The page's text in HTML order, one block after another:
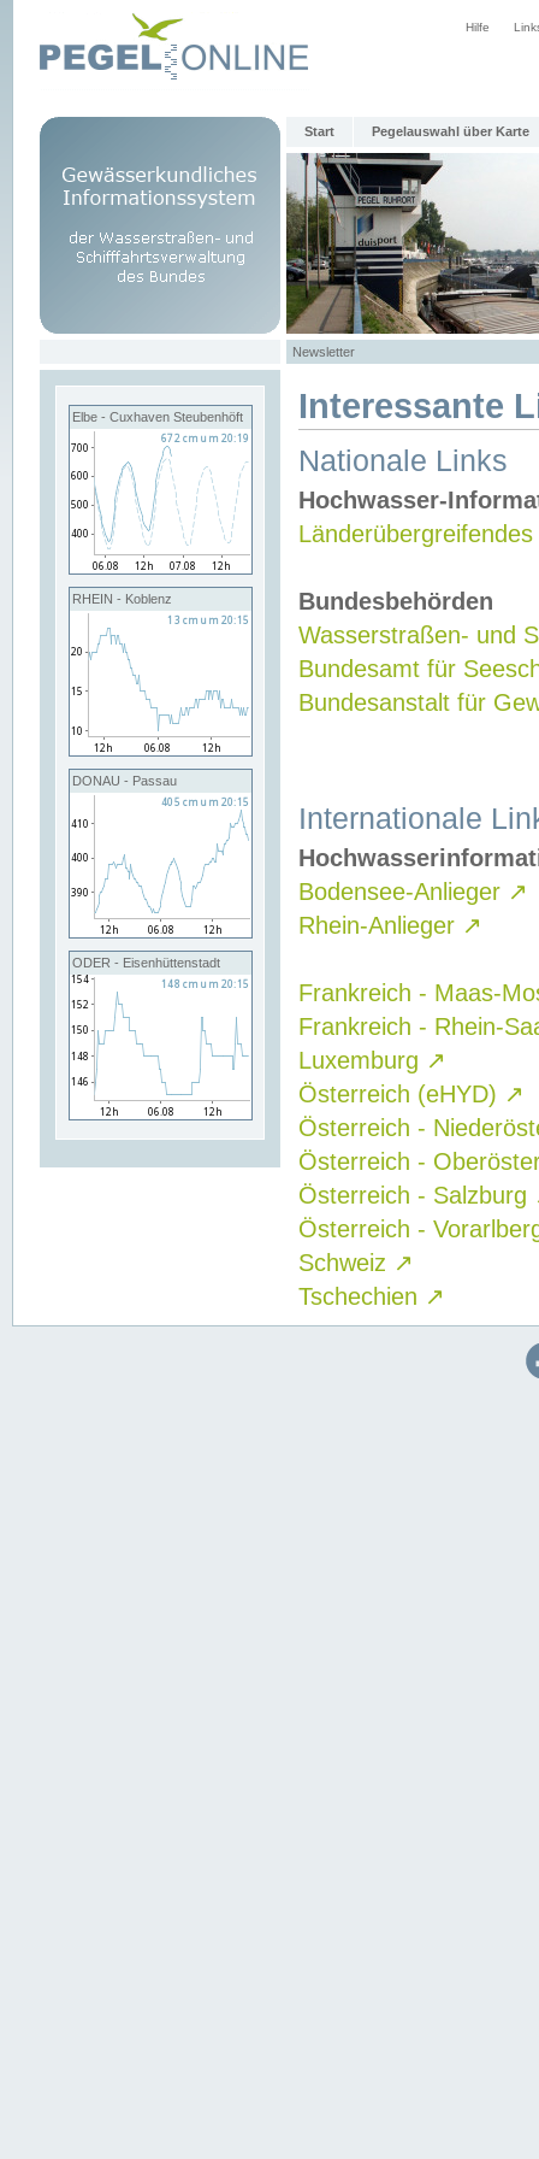
Hilfe
Start Pegelauswahl über Karte
Newsletter
Elbe - Cuxhaven Steubenhöft
RHEIN - Koblenz
DONAU - Passau
ODER - Eisenhüttenstadt
Interessante
Nationale Links
Hochwasser-
Bundesbehörden
Wasserstraßen- und
Bundesamt für
Bundesanstalt für
Internationale
Bodensee-Anlieger ↗
Rhein-Anlieger ↗
Frankreich - Maas-
Frankreich - Rhein-
Luxemburg ↗
Österreich (eHYD) ↗
Österreich -
Österreich -
Österreich - Salzburg
Österreich -
Schweiz ↗
Tschechien ↗